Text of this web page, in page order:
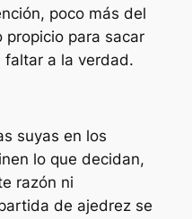
poco más del
propicio para sacar
faltar a la verdad.
suyas en los
lo que decidan,
razón ni
de ajedrez se